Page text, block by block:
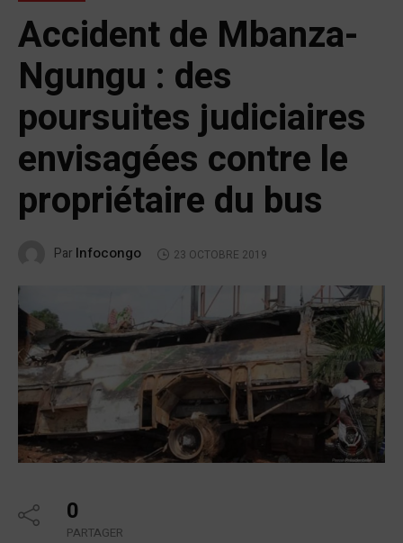
Accident de Mbanza-
Ngungu : des
poursuites judiciaires
envisagées contre le
propriétaire du bus
Par Infocongo 23 OCTOBRE 2019
0
PARTAGER